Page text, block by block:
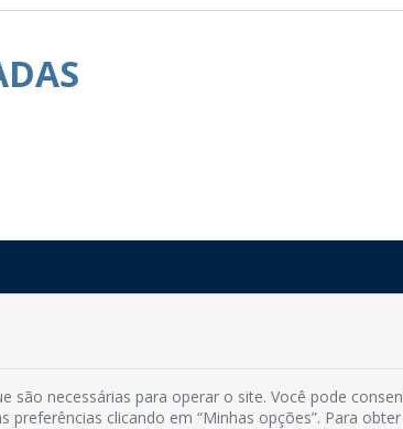
Email:
Expediente: Segunda à Sexta, das 08h
são necessárias para operar o site. Você pode
preferências clicando em “Minhas opções”. Para